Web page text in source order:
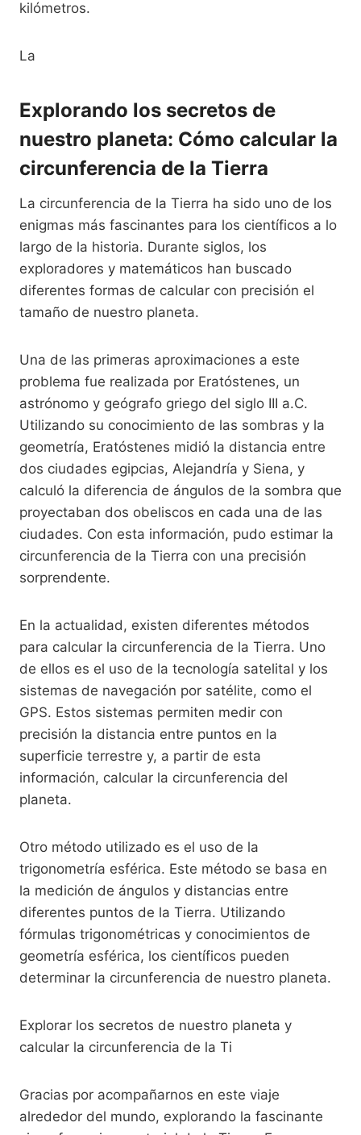
kilómetros.
La
Explorando los secretos de
nuestro planeta: Cómo calcular la
circunferencia de la Tierra
La circunferencia de la Tierra ha sido uno de los
enigmas más fascinantes para los científicos a lo
largo de la historia. Durante siglos, los
exploradores y matemáticos han buscado
diferentes formas de calcular con precisión el
tamaño de nuestro planeta.
Una de las primeras aproximaciones a este
problema fue realizada por Eratóstenes, un
astrónomo y geógrafo griego del siglo III a.C.
Utilizando su conocimiento de las sombras y la
geometría, Eratóstenes midió la distancia entre
dos ciudades egipcias, Alejandría y Siena, y
calculó la diferencia de ángulos de la sombra que
proyectaban dos obeliscos en cada una de las
ciudades. Con esta información, pudo estimar la
circunferencia de la Tierra con una precisión
sorprendente.
En la actualidad, existen diferentes métodos
para calcular la circunferencia de la Tierra. Uno
de ellos es el uso de la tecnología satelital y los
sistemas de navegación por satélite, como el
GPS. Estos sistemas permiten medir con
precisión la distancia entre puntos en la
superficie terrestre y, a partir de esta
información, calcular la circunferencia del
planeta.
Otro método utilizado es el uso de la
trigonometría esférica. Este método se basa en
la medición de ángulos y distancias entre
diferentes puntos de la Tierra. Utilizando
fórmulas trigonométricas y conocimientos de
geometría esférica, los científicos pueden
determinar la circunferencia de nuestro planeta.
Explorar los secretos de nuestro planeta y
calcular la circunferencia de la Ti
Gracias por acompañarnos en este viaje
alrededor del mundo, explorando la fascinante